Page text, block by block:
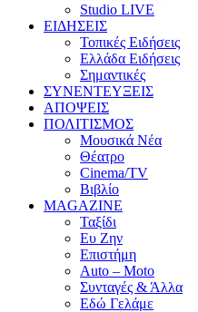
Studio LIVE
ΕΙΔΗΣΕΙΣ
Τοπικές Ειδήσεις
Ελλάδα Ειδήσεις
Σημαντικές
ΣΥΝΕΝΤΕΥΞΕΙΣ
ΑΠΟΨΕΙΣ
ΠΟΛΙΤΙΣΜΟΣ
Μουσικά Νέα
Θέατρο
Cinema/TV
Βιβλίο
MAGAZINE
Ταξίδι
Ευ Ζην
Επιστήμη
Auto – Moto
Συνταγές & Άλλα
Εδώ Γελάμε